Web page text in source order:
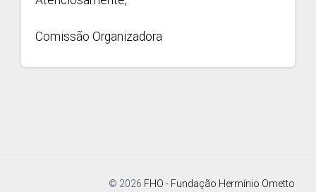
Comissão Organizadora
© 2026 FHO - Fundação Hermínio Ometto